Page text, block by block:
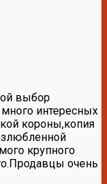
выбор
интересных
короны,копия
крупного
очень